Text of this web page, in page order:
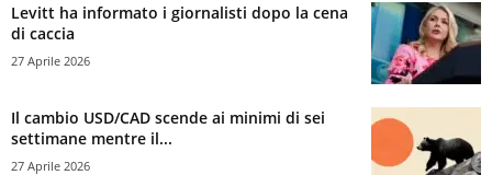
Levitt ha informato i giornalisti dopo la cena
di caccia
27 Aprile 2026
Il cambio USD/CAD scende ai minimi di sei
settimane mentre il...
27 Aprile 2026